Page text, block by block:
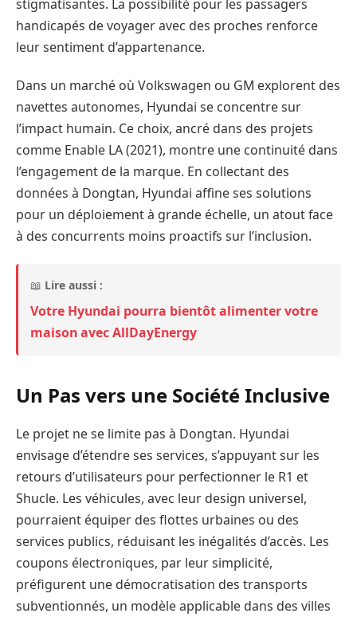
stigmatisantes. La possibilité pour les passagers
handicapés de voyager avec des proches renforce
leur sentiment d’appartenance.
Dans un marché où Volkswagen ou GM explorent des
navettes autonomes, Hyundai se concentre sur
l’impact humain. Ce choix, ancré dans des projets
comme Enable LA (2021), montre une continuité dans
l’engagement de la marque. En collectant des
données à Dongtan, Hyundai affine ses solutions
pour un déploiement à grande échelle, un atout face
à des concurrents moins proactifs sur l’inclusion.
📖 Lire aussi :
Votre Hyundai pourra bientôt alimenter votre
maison avec AllDayEnergy
Un Pas vers une Société Inclusive
Le projet ne se limite pas à Dongtan. Hyundai
envisage d’étendre ses services, s’appuyant sur les
retours d’utilisateurs pour perfectionner le R1 et
Shucle. Les véhicules, avec leur design universel,
pourraient équiper des flottes urbaines ou des
services publics, réduisant les inégalités d’accès. Les
coupons électroniques, par leur simplicité,
préfigurent une démocratisation des transports
subventionnés, un modèle applicable dans des villes